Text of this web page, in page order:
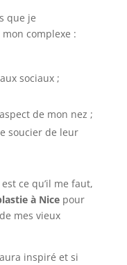
que je
complexe :
sociaux ;
de mon nez ;
soucier de leur
ce qu’il me faut,
à Nicepour
mes vieux
inspiré et si